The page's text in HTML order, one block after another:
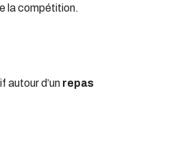
la compétition.
autour d’un repas